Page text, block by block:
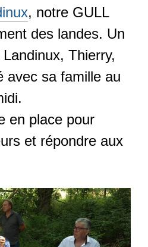
, notre GULL
des landes. Un
Thierry,
avec sa famille au
en place pour
et répondre aux